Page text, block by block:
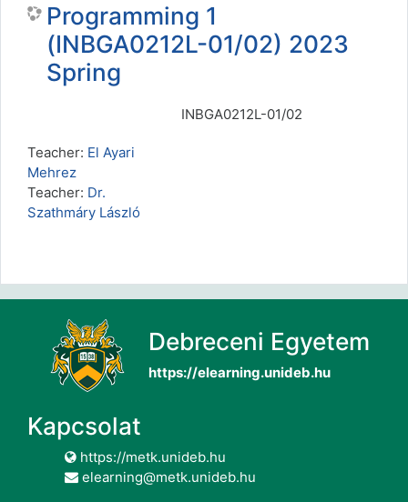
Programming 1
(INBGA0212L-01/02) 2023
Spring
INBGA0212L-01/02
Teacher: El Ayari
Mehrez
Teacher: Dr.
Szathmáry László
Debreceni Egyetem
https://elearning.unideb.hu
Kapcsolat
https://metk.unideb.hu
elearning@metk.unideb.hu